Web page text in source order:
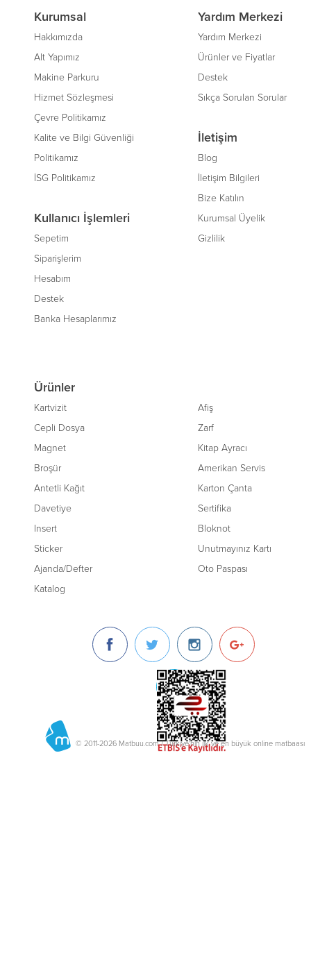
Kurumsal
Hakkımızda
Alt Yapımız
Makine Parkuru
Hizmet Sözleşmesi
Çevre Politikamız
Kalite ve Bilgi Güvenliği
Politikamız
İSG Politikamız
Kullanıcı İşlemleri
Sepetim
Siparişlerim
Hesabım
Destek
Banka Hesaplarımız
Yardım Merkezi
Yardım Merkezi
Ürünler ve Fiyatlar
Destek
Sıkça Sorulan Sorular
İletişim
Blog
İletişim Bilgileri
Bize Katılın
Kurumsal Üyelik
Gizlilik
Ürünler
Kartvizit
Cepli Dosya
Magnet
Broşür
Antetli Kağıt
Davetiye
Insert
Sticker
Ajanda/Defter
Katalog
Afiş
Zarf
Kitap Ayracı
Amerikan Servis
Karton Çanta
Sertifika
Bloknot
Unutmayınız Kartı
Oto Paspası
© 2011-2026 Matbuu.com / Türkiye'nin ilk ve en büyük online matbaası